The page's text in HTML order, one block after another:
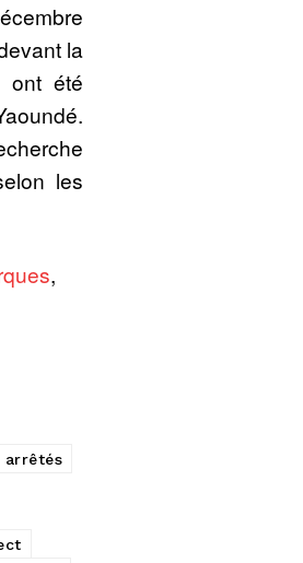
la
ont été
les
,
arrêtés